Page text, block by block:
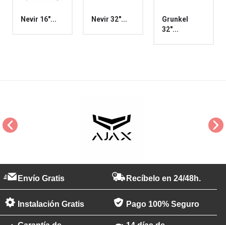
Nevir 16"... Nevir 32"...
Grunkel
32"...
Envío Gratis Recíbelo en 24/48h.
Instalación Gratis Pago 100% Seguro